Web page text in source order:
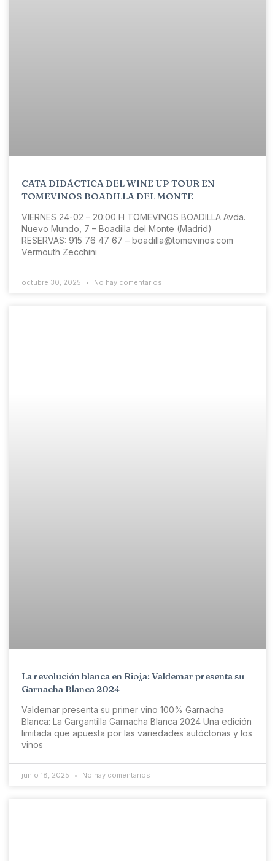
CATA DIDÁCTICA DEL WINE UP TOUR EN
TOMEVINOS BOADILLA DEL MONTE
VIERNES 24-02 – 20:00 H TOMEVINOS BOADILLA Avda.
Nuevo Mundo, 7 – Boadilla del Monte (Madrid)
RESERVAS: 915 76 47 67 – boadilla@tomevinos.com
Vermouth Zecchini
octubre 30, 2025 No hay comentarios
La revolución blanca en Rioja: Valdemar presenta su
Garnacha Blanca 2024
Valdemar presenta su primer vino 100% Garnacha
Blanca: La Gargantilla Garnacha Blanca 2024 Una edición
limitada que apuesta por las variedades autóctonas y los
vinos
junio 18, 2025 No hay comentarios